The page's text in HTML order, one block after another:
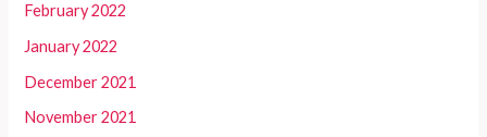
February 2022
January 2022
December 2021
November 2021